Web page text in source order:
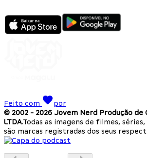
Feito com
por
© 2002 - 2026 Jovem Nerd Produção de
LTDA.Todas as imagens de filmes,
são marcas registradas dos seus